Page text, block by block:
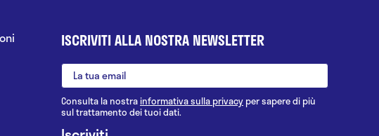
ISCRIVITI ALLA NOSTRA NEWSLETTER
Consulta la nostrainformativa sulla privacy per sapere di più
sul trattamento dei tuoi dati.